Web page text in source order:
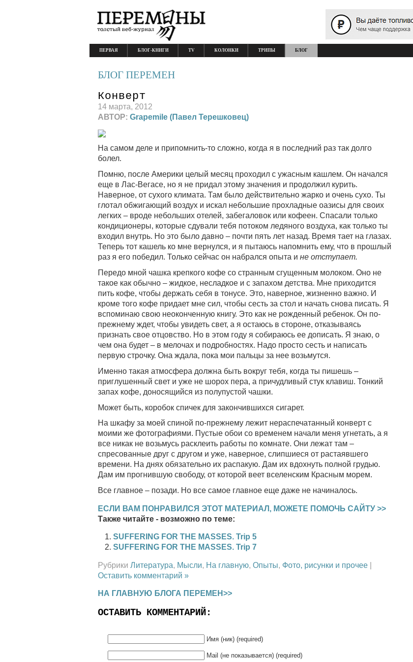
ПЕРВАЯ БЛОГ-КНИГИ TV КОЛОНКИ ТРИПЫ БЛОГ
БЛОГ ПЕРЕМЕН
Конверт
14 марта, 2012
АВТОР: Grapemile (Павел Терешковец)
На самом деле и припомнить-то сложно, когда я в последний раз так долго
болел.
Помню, после Америки целый месяц проходил с ужасным кашлем. Он начался
еще в Лас-Вегасе, но я не придал этому значения и продолжил курить.
Наверное, от сухого климата. Там было действительно жарко и очень сухо. Ты
глотал обжигающий воздух и искал небольшие прохладные оазисы для своих
легких – вроде небольших отелей, забегаловок или кофеен. Спасали только
кондиционеры, которые сдували тебя потоком ледяного воздуха, как только ты
входил внутрь. Но это было давно – почти пять лет назад. Время тает на глазах.
Теперь тот кашель ко мне вернулся, и я пытаюсь напомнить ему, что в прошлый
раз я его победил. Только сейчас он набрался опыта и не отступает.
Передо мной чашка крепкого кофе со странным сгущенным молоком. Оно не
такое как обычно – жидкое, несладкое и с запахом детства. Мне приходится
пить кофе, чтобы держать себя в тонусе. Это, наверное, жизненно важно. И
кроме того кофе придает мне сил, чтобы сесть за стол и начать снова писать. Я
вспоминаю свою неоконченную книгу. Это как не рожденный ребенок. Он по-
прежнему ждет, чтобы увидеть свет, а я остаюсь в стороне, отказываясь
признать свое отцовство. Но в этом году я собираюсь ее дописать. Я знаю, о
чем она будет – в мелочах и подробностях. Надо просто сесть и написать
первую строчку. Она ждала, пока мои пальцы за нее возьмутся.
Именно такая атмосфера должна быть вокруг тебя, когда ты пишешь –
приглушенный свет и уже не шорох пера, а причудливый стук клавиш. Тонкий
запах кофе, доносящийся из полупустой чашки.
Может быть, коробок спичек для закончившихся сигарет.
На шкафу за моей спиной по-прежнему лежит нераспечатанный конверт с
моими же фотографиями. Пустые обои со временем начали меня угнетать, а я
все никак не возьмусь расклеить работы по комнате. Они лежат там –
спресованные друг с другом и уже, наверное, слипшиеся от растаявшего
времени. На днях обязательно их распакую. Дам их вдохнуть полной грудью.
Дам им прогнившую свободу, от которой веет вселенским Красным морем.
Все главное – позади. Но все самое главное еще даже не начиналось.
ЕСЛИ ВАМ ПОНРАВИЛСЯ ЭТОТ МАТЕРИАЛ, МОЖЕТЕ ПОМОЧЬ САЙТУ >>
Также читайте - возможно по теме:
SUFFERING FOR THE MASSES. Trip 5
SUFFERING FOR THE MASSES. Trip 7
Рубрики Литература, Мысли, На главную, Опыты, Фото, рисунки и прочее
Оставить комментарий »
НА ГЛАВНУЮ БЛОГА ПЕРЕМЕН>>
ОСТАВИТЬ КОММЕНТАРИЙ:
Имя (ник) (required)
Mail (не показывается) (required)